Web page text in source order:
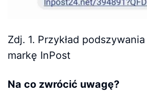
Zdj. 1. Przykład
markę InPost
Na co zwrócić uwagę?